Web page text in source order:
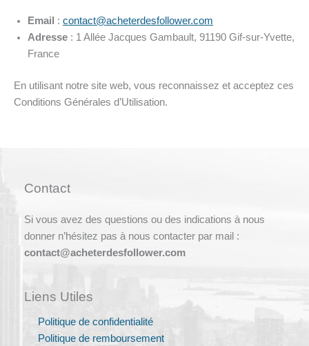
Email : contact@acheterdesfollower.com
Adresse : 1 Allée Jacques Gambault, 91190 Gif-sur-Yvette,
France
En utilisant notre site web, vous reconnaissez et acceptez ces
Conditions Générales d’Utilisation.
Contact
Si vous avez des questions ou des indications à nous
donner n’hésitez pas à nous contacter par mail :
contact@acheterdesfollower.com
Liens Utiles
Politique de confidentialité
Politique de remboursement